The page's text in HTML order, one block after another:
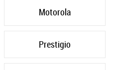
Motorola
Prestigio